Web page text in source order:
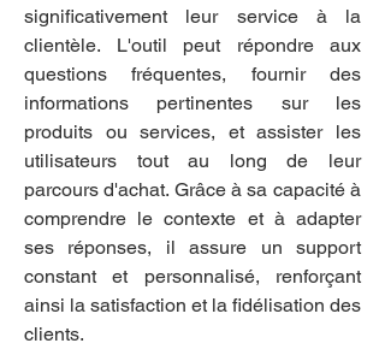
significativement leur service à la
clientèle. L'outil peut répondre aux
questions fréquentes, fournir des
informations pertinentes sur les
produits ou services, et assister les
utilisateurs tout au long de leur
parcours d'achat. Grâce à sa capacité à
comprendre le contexte et à adapter
ses réponses, il assure un support
constant et personnalisé, renforçant
ainsi la satisfaction et la fidélisation des
clients.